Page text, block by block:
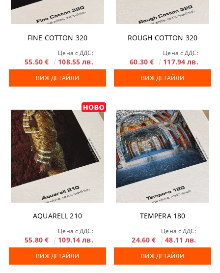
FINE COTTON 320
Цена с ДДС:
55.50 € 108.55 лв.
ВИЖ ДЕТАЙЛИ
ROUGH COTTON 320
Цена с ДДС:
60.30 € 117.94 лв.
ВИЖ ДЕТАЙЛИ
AQUARELL 210
Цена с ДДС:
55.80 € 109.14 лв.
ВИЖ ДЕТАЙЛИ
TEMPERA 180
Цена с ДДС:
24.60 € 48.11 лв.
ВИЖ ДЕТАЙЛИ